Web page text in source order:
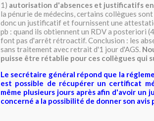
1) autorisation d'absences et justificatifs
la pénurie de médecins, certains collègues
donc un justificatif et fournissent une
pb : quand ils obtiennent un RDV a posteriori
font pas d'arrêt rétroactif. Conclusion : les
sans traitement avec retrait d'1 jour d'AGS.
puisse être rétablie pour ces collègues qui
Le secrétaire général répond que la
est possible de récupérer un certificat
même plusieurs jours après afin d'avoir un
concerné a la possibilité de donner son